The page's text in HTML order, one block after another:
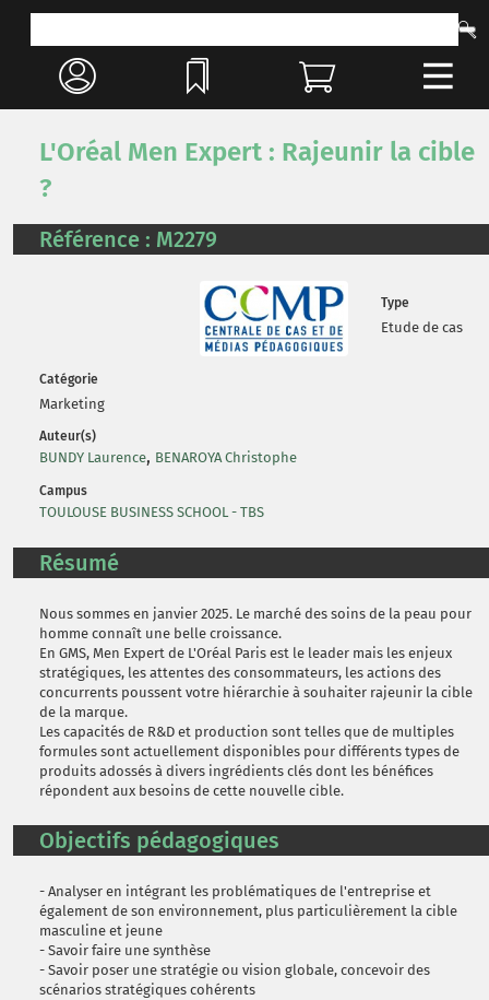
L'Oréal Men Expert : Rajeunir la cible
?
Référence : M2279
Type
Etude de cas
Catégorie
Marketing
Auteur(s)
BUNDY Laurence, BENAROYA Christophe
Campus
TOULOUSE BUSINESS SCHOOL - TBS
Résumé
Nous sommes en janvier 2025. Le marché des soins de la peau pour
homme connaît une belle croissance.
En GMS, Men Expert de L'Oréal Paris est le leader mais les enjeux
stratégiques, les attentes des consommateurs, les actions des
concurrents poussent votre hiérarchie à souhaiter rajeunir la cible
de la marque.
Les capacités de R&D et production sont telles que de multiples
formules sont actuellement disponibles pour différents types de
produits adossés à divers ingrédients clés dont les bénéfices
répondent aux besoins de cette nouvelle cible.
Objectifs pédagogiques
- Analyser en intégrant les problématiques de l'entreprise et
également de son environnement, plus particulièrement la cible
masculine et jeune
- Savoir faire une synthèse
- Savoir poser une stratégie ou vision globale, concevoir des
scénarios stratégiques cohérents